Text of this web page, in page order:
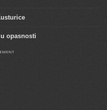
opasnosti